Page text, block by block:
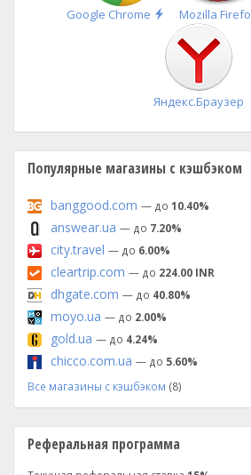
Google Chrome
Быстрая
установка
Mozilla
Яндекс.Браузер
Популярные магазины с кэшбэком
banggood.com — до 10.40%
answear.ua — до 7.20%
city.travel — до 6.00%
cleartrip.com — до 224.00 INR
dhgate.com — до 40.80%
moyo.ua — до 2.00%
gold.ua — до 4.24%
chicco.com.ua — до 5.60%
Все магазины с кэшбэком (8)
Реферальная программа